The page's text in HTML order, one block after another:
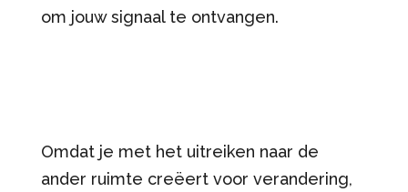
om jouw signaal te ontvangen.
Omdat je met het uitreiken naar de
ander ruimte creëert voor verandering,